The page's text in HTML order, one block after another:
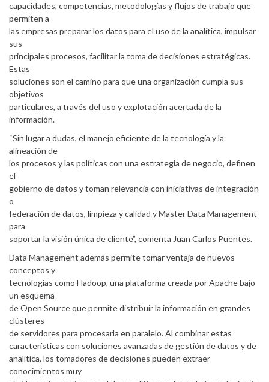
capacidades, competencias, metodologías y flujos de trabajo que
permiten a
las empresas preparar los datos para el uso de la analítica, impulsar
sus
principales procesos, facilitar la toma de decisiones estratégicas.
Estas
soluciones son el camino para que una organización cumpla sus
objetivos
particulares, a través del uso y explotación acertada de la
información.
“Sin lugar a dudas, el manejo eficiente de la tecnología y la
alineación de
los procesos y las políticas con una estrategia de negocio, definen
el
gobierno de datos y toman relevancia con iniciativas de integración
o
federación de datos, limpieza y calidad y Master Data Management
para
soportar la visión única de cliente”, comenta Juan Carlos Puentes.
Data Management además permite tomar ventaja de nuevos
conceptos y
tecnologías como Hadoop, una plataforma creada por Apache bajo
un esquema
de Open Source que permite distribuir la información en grandes
clústeres
de servidores para procesarla en paralelo. Al combinar estas
características con soluciones avanzadas de gestión de datos y de
analítica, los tomadores de decisiones pueden extraer
conocimientos muy